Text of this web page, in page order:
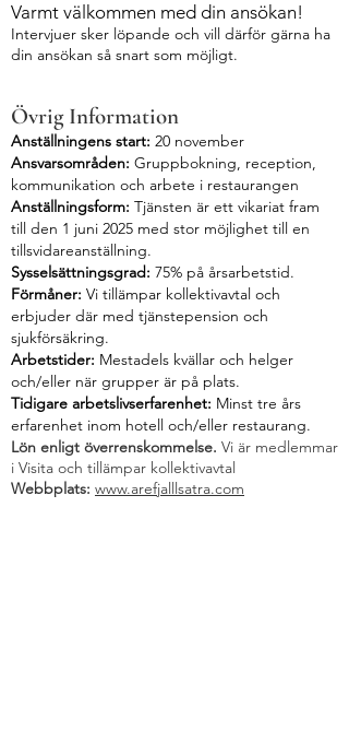
Varmt välkommen med din ansökan!
Intervjuer sker löpande och vill därför gärna ha
din ansökan så snart som möjligt.
Övrig Information
Anställningens start: 20 november
Ansvarsområden: Gruppbokning, reception,
kommunikation och arbete i restaurangen
Anställningsform: Tjänsten är ett vikariat fram
till den 1 juni 2025 med stor möjlighet till en
tillsvidareanställning.
Sysselsättningsgrad: 75% på årsarbetstid.
Förmåner: Vi tillämpar kollektivavtal och
erbjuder där med tjänstepension och
sjukförsäkring.
Arbetstider: Mestadels kvällar och helger
och/eller när grupper är på plats.
Tidigare arbetslivserfarenhet: Minst tre års
erfarenhet inom hotell och/eller restaurang.
Lön enligt överrenskommelse. Vi är medlemmar
i Visita och tillämpar kollektivavtal
Webbplats: www.arefjalllsatra.com